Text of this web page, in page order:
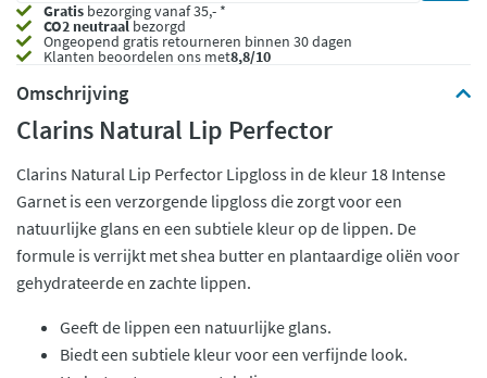
Gratis bezorging vanaf 35,- *
CO2 neutraalbezorgd
Ongeopend gratis retourneren binnen 30 dagen
Klanten beoordelen ons met8,8/10
Omschrijving
Clarins Natural Lip Perfector
Clarins Natural Lip Perfector Lipgloss in de kleur 18 Intense
Garnet is een verzorgende lipgloss die zorgt voor een
natuurlijke glans en een subtiele kleur op de lippen. De
formule is verrijkt met shea butter en plantaardige oliën voor
gehydrateerde en zachte lippen.
Geeft de lippen een natuurlijke glans.
Biedt een subtiele kleur voor een verfijnde look.